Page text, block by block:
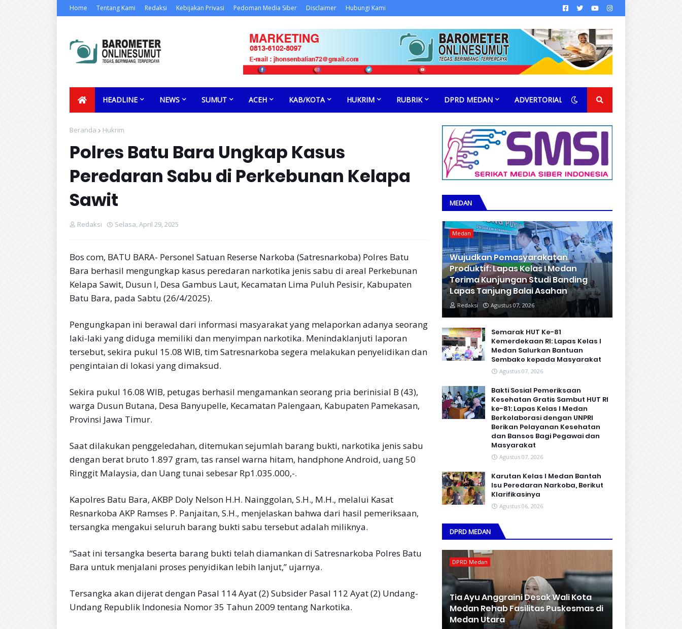
Home Tentang Kami Redaksi Kebijakan Privasi Pedoman Media Siber Disclaimer Hubungi Kami
HEADLINE NEWS SUMUT ACEH KAB/KOTA HUKRIM RUBRIK DPRD MEDAN ADVERTORIAL
Beranda Hukrim
Polres Batu Bara Ungkap Kasus
Peredaran Sabu di Perkebunan Kelapa
Sawit
Redaksi Selasa, April 29, 2025
Bos com, BATU BARA- Personel Satuan Reserse Narkoba (Satresnarkoba) Polres Batu
Bara berhasil mengungkap kasus peredaran narkotika jenis sabu di areal Perkebunan
Kelapa Sawit, Dusun I, Desa Gambus Laut, Kecamatan Lima Puluh Pesisir, Kabupaten
Batu Bara, pada Sabtu (26/4/2025).
Pengungkapan ini berawal dari informasi masyarakat yang melaporkan adanya seorang
laki-laki yang diduga memiliki dan menyimpan narkotika. Menindaklanjuti laporan
tersebut, sekira pukul 15.08 WIB, tim Satresnarkoba segera melakukan penyelidikan dan
pengintaian di lokasi yang dimaksud.
Sekira pukul 16.08 WIB, petugas berhasil mengamankan seorang pria berinisial B (43),
warga Dusun Butana, Desa Banyupelle, Kecamatan Palengaan, Kabupaten Pamekasan,
Provinsi Jawa Timur.
Saat dilakukan penggeledahan, ditemukan sejumlah barang bukti, narkotika jenis sabu
dengan berat bruto 1.897 gram, tas ransel warna hitam, handphone Android, uang 50
Ringgit Malaysia, dan Uang tunai sebesar Rp1.035.000,-.
Kapolres Batu Bara, AKBP Doly Nelson H.H. Nainggolan, S.H., M.H., melalui Kasat
Resnarkoba AKP Ramses P. Panjaitan, S.H., menjelaskan bahwa dari hasil pemeriksaan,
tersangka mengakui seluruh barang bukti sabu tersebut adalah miliknya.
“Saat ini tersangka beserta barang bukti telah diamankan di Satresnarkoba Polres Batu
Bara untuk menjalani proses penyidikan lebih lanjut,” ujarnya.
Tersangka akan dijerat dengan Pasal 114 Ayat (2) Subsider Pasal 112 Ayat (2) Undang-
Undang Republik Indonesia Nomor 35 Tahun 2009 tentang Narkotika.
MEDAN
Medan
Wujudkan Pemasyarakatan
Produktif: Lapas Kelas I Medan
Terima Kunjungan Studi Banding
Lapas Tanjung Balai Asahan
Redaksi Agustus 07, 2026
Semarak HUT Ke-81
Kemerdekaan RI: Lapas Kelas I
Medan Salurkan Bantuan
Sembako kepada Masyarakat
Agustus 07, 2026
Bakti Sosial Pemeriksaan
Kesehatan Gratis Sambut HUT RI
ke-81: Lapas Kelas I Medan
Berkolaborasi dengan UNPRI
Berikan Pelayanan Kesehatan
dan Bansos Bagi Pegawai dan
Masyarakat
Agustus 07, 2026
Karutan Kelas I Medan Bantah
Isu Peredaran Narkoba, Berikut
Klarifikasinya
Agustus 06, 2026
DPRD MEDAN
DPRD Medan
Tia Ayu Anggraini Desak Wali Kota
Medan Rehab Fasilitas Puskesmas di
Medan Utara